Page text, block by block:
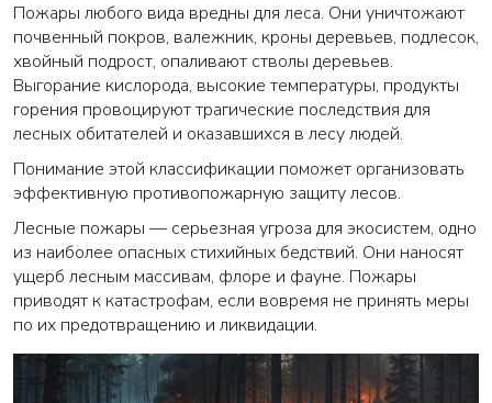
Пожары любого вида вредны для леса. Они уничтожают
почвенный покров, валежник, кроны деревьев, подлесок,
хвойный подрост, опаливают стволы деревьев.
Выгорание кислорода, высокие температуры, продукты
горения провоцируют трагические последствия для
лесных обитателей и оказавшихся в лесу людей.
Понимание этой классификации поможет организовать
эффективную противопожарную защиту лесов.
Лесные пожары — серьезная угроза для экосистем, одно
из наиболее опасных стихийных бедствий. Они наносят
ущерб лесным массивам, флоре и фауне. Пожары
приводят к катастрофам, если вовремя не принять меры
по их предотвращению и ликвидации.